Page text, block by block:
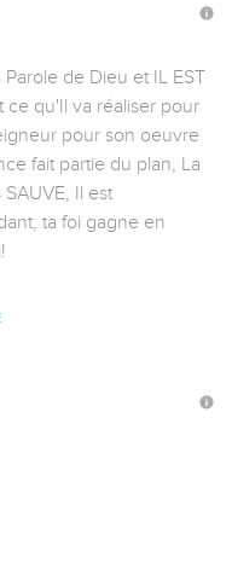
de Dieu et IL EST
ce qu'Il va réaliser pour
pour son oeuvre
fait partie du plan, La
Il est
ta foi gagne en